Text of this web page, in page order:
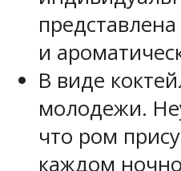
и
В виде
молодежи.
что ром
каждом